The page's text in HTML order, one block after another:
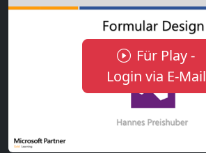
Für Play -
Login via E-Mail